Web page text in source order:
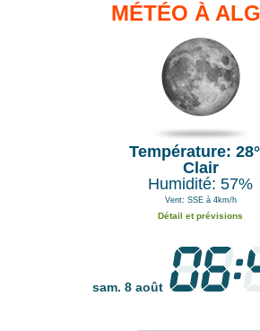
MÉTÉO À
Température:
Clair
Humidité: 57%
Vent: SSE à 4km/h
Détail et prévisions
sam. 8 août